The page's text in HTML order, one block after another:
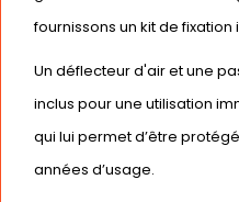
fournissons un kit de
Un déflecteur d'air et une
inclus pour une utilisation
qui lui permet d’être
années d’usage.